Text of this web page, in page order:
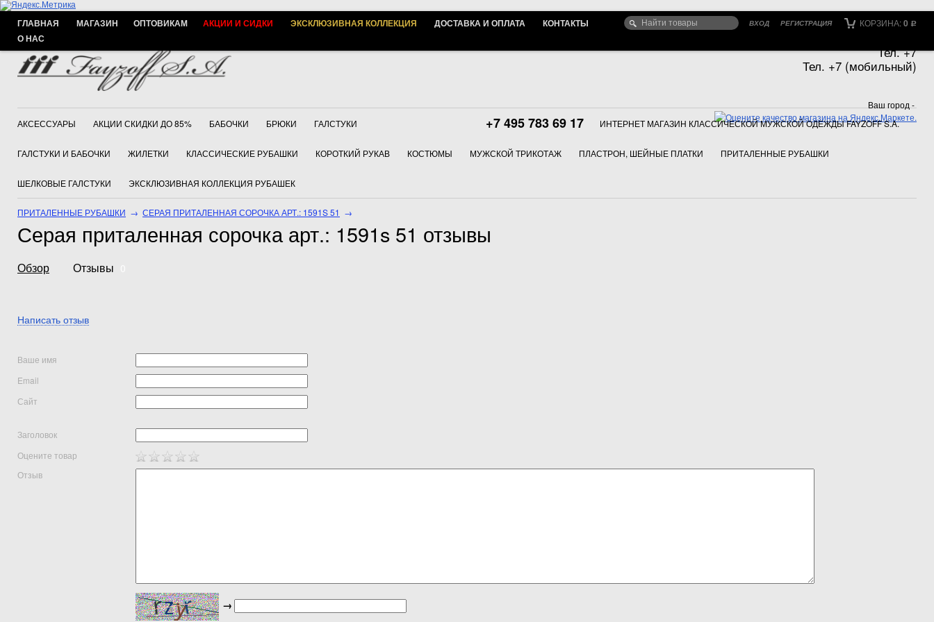
КОРЗИНА:0 Р
ВХОД РЕГИСТРАЦИЯ
ГЛАВНАЯ МАГАЗИН ОПТОВИКАМ АКЦИИ И СИДКИ ЭКСКЛЮЗИВНАЯ КОЛЛЕКЦИЯ ДОСТАВКА И ОПЛАТА
КОНТАКТЫ
О НАС
Тел. +7
Тел. +7 (мобильный)
Ваш город -
ИНТЕРНЕТ МАГАЗИН КЛАССИЧЕСКОЙ МУЖСКОЙ ОДЕЖДЫ FAYZOFF S.A.
+7 495 783 69 17
АКСЕССУАРЫ АКЦИИ СКИДКИ ДО 85% БАБОЧКИ БРЮКИ ГАЛСТУКИ
ГАЛСТУКИ И БАБОЧКИ ЖИЛЕТКИ КЛАССИЧЕСКИЕ РУБАШКИ КОРОТКИЙ РУКАВ КОСТЮМЫ МУЖСКОЙ ТРИКОТАЖ ПЛАСТРОН, ШЕЙНЫЕ ПЛАТКИ ПРИТАЛЕННЫЕ РУБАШКИ
ШЕЛКОВЫЕ ГАЛСТУКИ ЭКСКЛЮЗИВНАЯ КОЛЛЕКЦИЯ РУБАШЕК
ПРИТАЛЕННЫЕ РУБАШКИ → СЕРАЯ ПРИТАЛЕННАЯ СОРОЧКА АРТ.: 1591S 51 →
Серая приталенная сорочка арт.: 1591s 51 отзывы
Обзор Отзывы
Написать отзыв
Ваше имя
Email
Сайт
Заголовок
Оцените товар
Отзыв
→